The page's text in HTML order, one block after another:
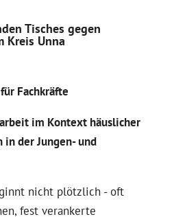
Tisches gegen
Kreis Unna
Fachkräfte
im Kontext häuslicher
in der Jungen- und
nicht plötzlich - oft
fest verankerte